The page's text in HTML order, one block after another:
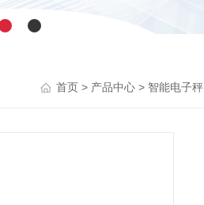
首页 > 产品中心 > 智能电子秤